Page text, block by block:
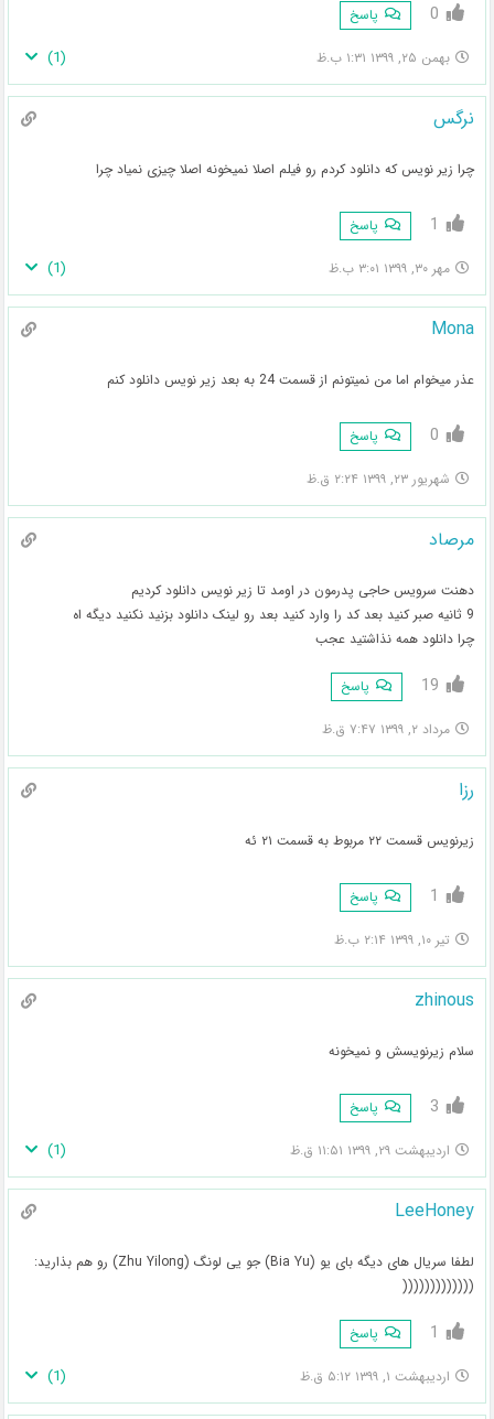
0 پاسخ
بهمن ۲۵, ۱۳۹۹ ۱:۳۱ ب.ظ (
1
)
نرگس
چرا زیر نویس که دانلود کردم رو فیلم اصلا نمیخونه اصلا چیزی نمیاد چرا
1 پاسخ
مهر ۳۰, ۱۳۹۹ ۳:۰۱ ب.ظ (
1
)
Mona
عذر میخوام اما من نمیتونم از قسمت 24 به بعد زیر نویس دانلود کنم
0 پاسخ
شهریور ۲۳, ۱۳۹۹ ۲:۲۴ ق.ظ
مرصاد
دهنت سرویس حاجی پدرمون در اومد تا زیر نویس دانلود کردیم
9 ثانیه صبر کنید بعد کد را وارد کنید بعد رو لینک دانلود بزنید نکنید دیگه اه
چرا دانلود همه نذاشتید عجب
19 پاسخ
مرداد ۲, ۱۳۹۹ ۷:۴۷ ق.ظ
رزا
زیرنویس قسمت ۲۲ مربوط به قسمت ۲۱ ئه
1 پاسخ
تیر ۱۰, ۱۳۹۹ ۲:۱۴ ب.ظ
zhinous
سلام زیرنویسش و نمیخونه
3 پاسخ
اردیبهشت ۲۹, ۱۳۹۹ ۱۱:۵۱ ق.ظ (
1
)
LeeHoney
لطفا سریال های دیگه بای یو (Bia Yu) جو یی لونگ (Zhu Yilong) رو هم بذارید:
(((((((((((((
1 پاسخ
اردیبهشت ۱, ۱۳۹۹ ۵:۱۲ ق.ظ (
1
)